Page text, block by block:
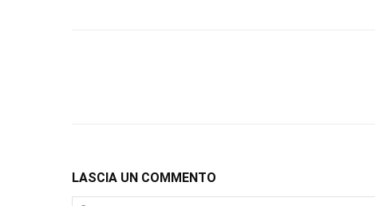
LASCIA UN COMMENTO